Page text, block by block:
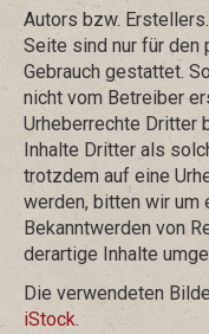
Autors bzw.
Seite sind nur für den
Gebrauch gestattet.
nicht vom Betreiber
Urheberrechte Dritter
Inhalte Dritter als
trotzdem auf eine
werden, bitten wir um
Bekanntwerden von
derartige Inhalte
Die verwendeten
iStock.